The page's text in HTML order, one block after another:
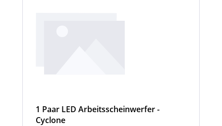
1 Paar LED Arbeitsscheinwerfer -
Cyclone